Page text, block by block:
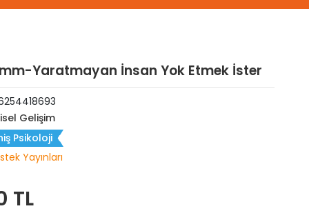
Yaratmayan İnsan Yok Etmek İster
Gelişim
Psikoloji
Yayınları
TL